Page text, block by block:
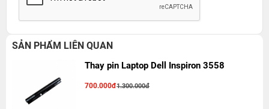
SẢN PHẨM LIÊN QUAN
Thay pin Laptop Dell Inspiron 3558
700.000đ1.300.000đ